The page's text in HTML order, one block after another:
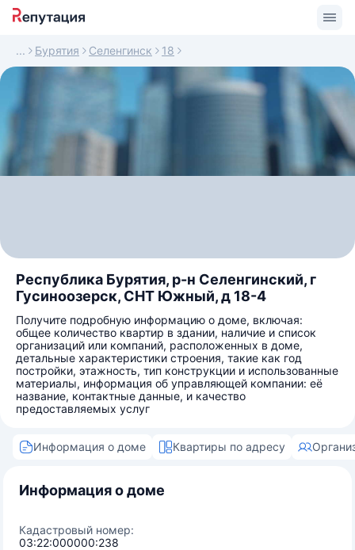
Бурятия Селенгинск 18
Республика Бурятия, р-н Селенгинский, г
Гусиноозерск, СНТ Южный, д 18-4
Получите подробную информацию о доме, включая:
общее количество квартир в здании, наличие и список
организаций или компаний, расположенных в доме,
детальные характеристики строения, такие как год
постройки, этажность, тип конструкции и использованные
материалы, информация об управляющей компании: её
название, контактные данные, и качество
предоставляемых услуг
Информация о доме Квартиры по адресу
Информация о доме
Кадастровый номер:
03:22:000000:238